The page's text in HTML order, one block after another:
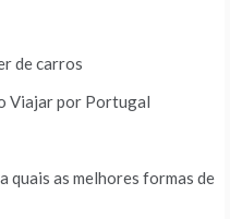
de carros
Viajar por Portugal
quais as melhores formas de